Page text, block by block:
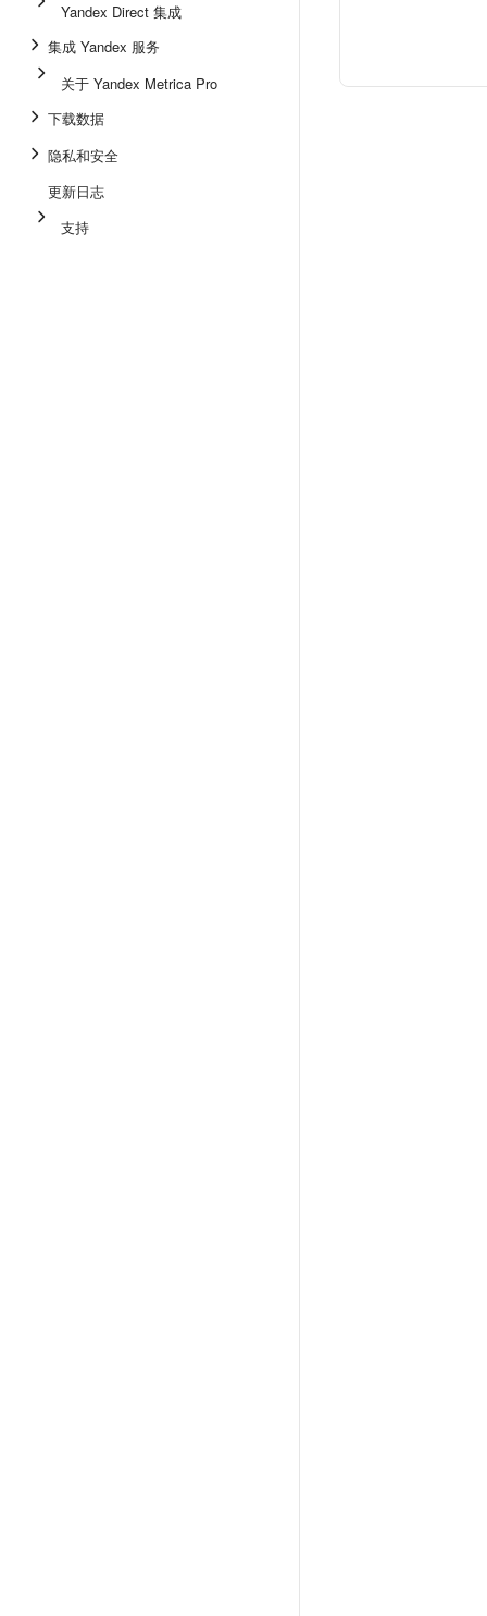
Yandex Direct 集成
集成 Yandex 服务
关于 Yandex Metrica Pro
下载数据
隐私和安全
更新日志
支持